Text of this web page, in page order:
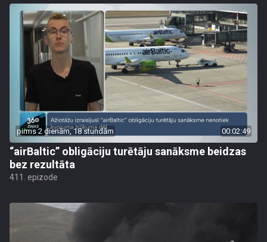
pirms 2 dienām, 18 stundām 00:02:49
“airBaltic” obligāciju turētāju sanāksme beidzas
bez rezultāta
411. epizode